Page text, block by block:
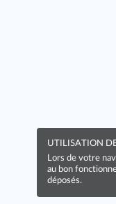
UTILISATION
Lors de votre
au bon
déposés.